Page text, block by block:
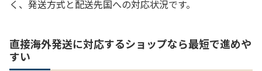
く、発送方式と配送先国への対応状況です。
直接海外発送に対応するショップなら最短で進めや
すい